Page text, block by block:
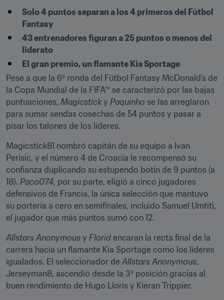
​Solo 4 puntos separan a los 4 primeros del Fútbol
Fantasy
43 entrenadores figuran a 25 puntos o menos del
liderato
El gran premio, un flamante Kia Sportage
Pese a que la 6ª ronda del Fútbol Fantasy McDonald’s de
la Copa Mundial de la FIFA™ se caracterizó por las bajas
puntuaciones, Magicstick y Paquinho se las arreglaron
para sumar sendas cosechas de 54 puntos y pasar a
pisar los talones de los líderes.
Magicstick81 nombró capitán de su equipo a Ivan
Perisic, y el número 4 de Croacia le recompensó su
confianza duplicando su estupendo botín de 9 puntos (a
18). Paco074, por su parte, eligió a cinco jugadores
defensivos de Francia, la única selección que mantuvo
su portería a cero en semifinales, incluido Samuel Umtiti,
el jugador que más puntos sumó con 12.
Allstars Anonymous y Florid encaran la recta final de la
carrera hacia un flamante Kia Sportage como los líderes
igualados. El seleccionador de Allstars Anonymous,
Jerseyman8, ascendió desde la 3ª posición gracias al
buen rendimiento de Hugo Lloris y Kieran Trippier.